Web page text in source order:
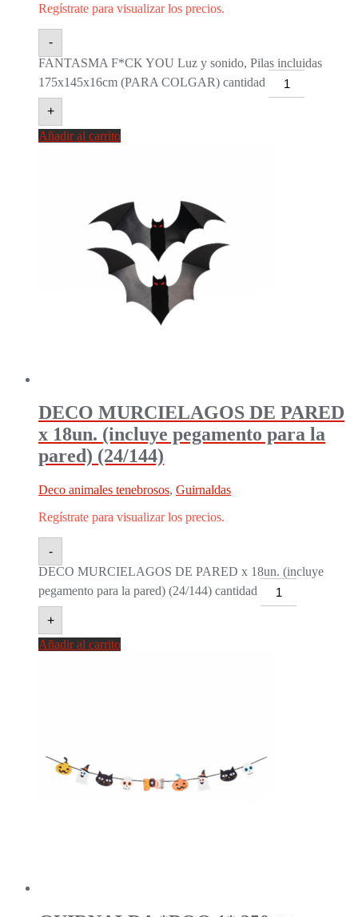
Regístrate para visualizar los precios.
-
FANTASMA F*CK YOU Luz y sonido, Pilas incluidas
175x145x16cm (PARA COLGAR) cantidad
+
Añadir al carrito
DECO MURCIELAGOS DE PARED
x 18un. (incluye pegamento para la
pared) (24/144)
Deco animales tenebrosos, Guirnaldas
Regístrate para visualizar los precios.
-
DECO MURCIELAGOS DE PARED x 18un. (incluye
pegamento para la pared) (24/144) cantidad
+
Añadir al carrito